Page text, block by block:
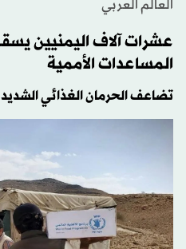
العالم العربي
عشرات آلاف اليمنيين
المساعدات الأممية
تضاعف الحرمان الغذائي